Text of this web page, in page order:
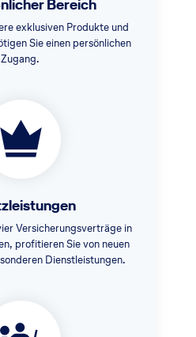
Bereich
exklusiven Produkte und
Sie einen persönlichen
Zugang.
Versicherungsverträge in
profitieren Sie von neuen
Dienstleistungen.